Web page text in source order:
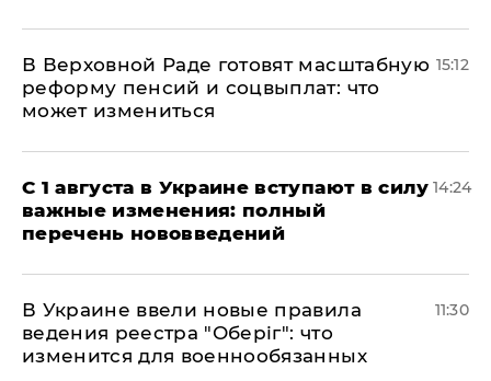
В Верховной Раде готовят масштабную
реформу пенсий и соцвыплат: что
может измениться
15:12
С 1 августа в Украине вступают в силу
важные изменения: полный
перечень нововведений
14:24
В Украине ввели новые правила
ведения реестра "Оберіг": что
изменится для военнообязанных
11:30